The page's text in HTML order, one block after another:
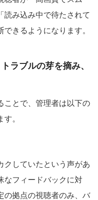
読み込み中で待たされて
きるようになります。
ラブルの芽を摘み、
ことで、管理者は以下の
。
クしていたという声があ
なフィードバックに対
の拠点の視聴者のみ、バ